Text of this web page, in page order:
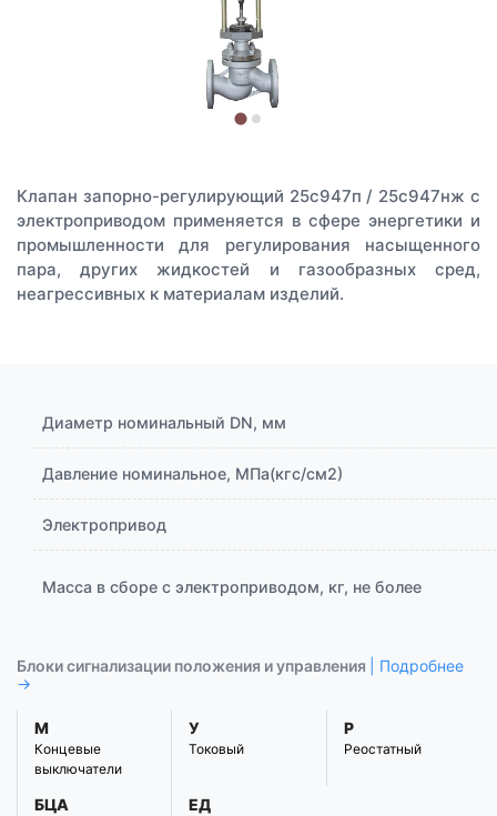
Клапан запорно-регулирующий 25с947п / 25с947нж с
электроприводом применяется в сфере энергетики и
промышленности для регулирования насыщенного
пара, других жидкостей и газообразных сред,
неагрессивных к материалам изделий.
Диаметр номинальный DN, мм
Давление номинальное, МПа(кгс/см2)
Электропривод
Масса в сборе с электроприводом, кг, не более
Блоки сигнализации положения и управления
| Подробнее
→
М
Концевые
выключатели
У
Токовый
Р
Реостатный
БЦА ЕД